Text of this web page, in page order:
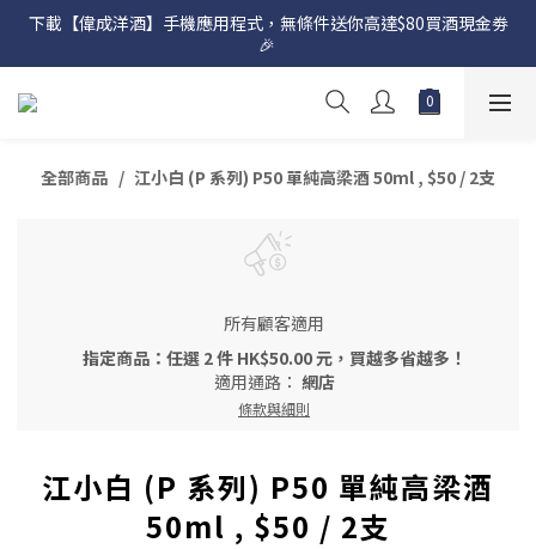
網店購滿 $500 即享免費送貨服務📦
下載【偉成洋酒】手機應用程式，無條件送你高達$80買酒現金劵
🎉
網店購滿 $500 即享免費送貨服務📦
全部商品 江小白 (P 系列) P50 單純高梁酒 50ml , $50 / 2支
所有顧客適用
指定商品：任選 2 件 HK$50.00 元，買越多省越多！
適用通路： 網店
條款與細則
江小白 (P 系列) P50 單純高梁酒
50ml , $50 / 2支